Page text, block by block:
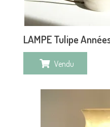
LAMPE Tulipe
Vendu